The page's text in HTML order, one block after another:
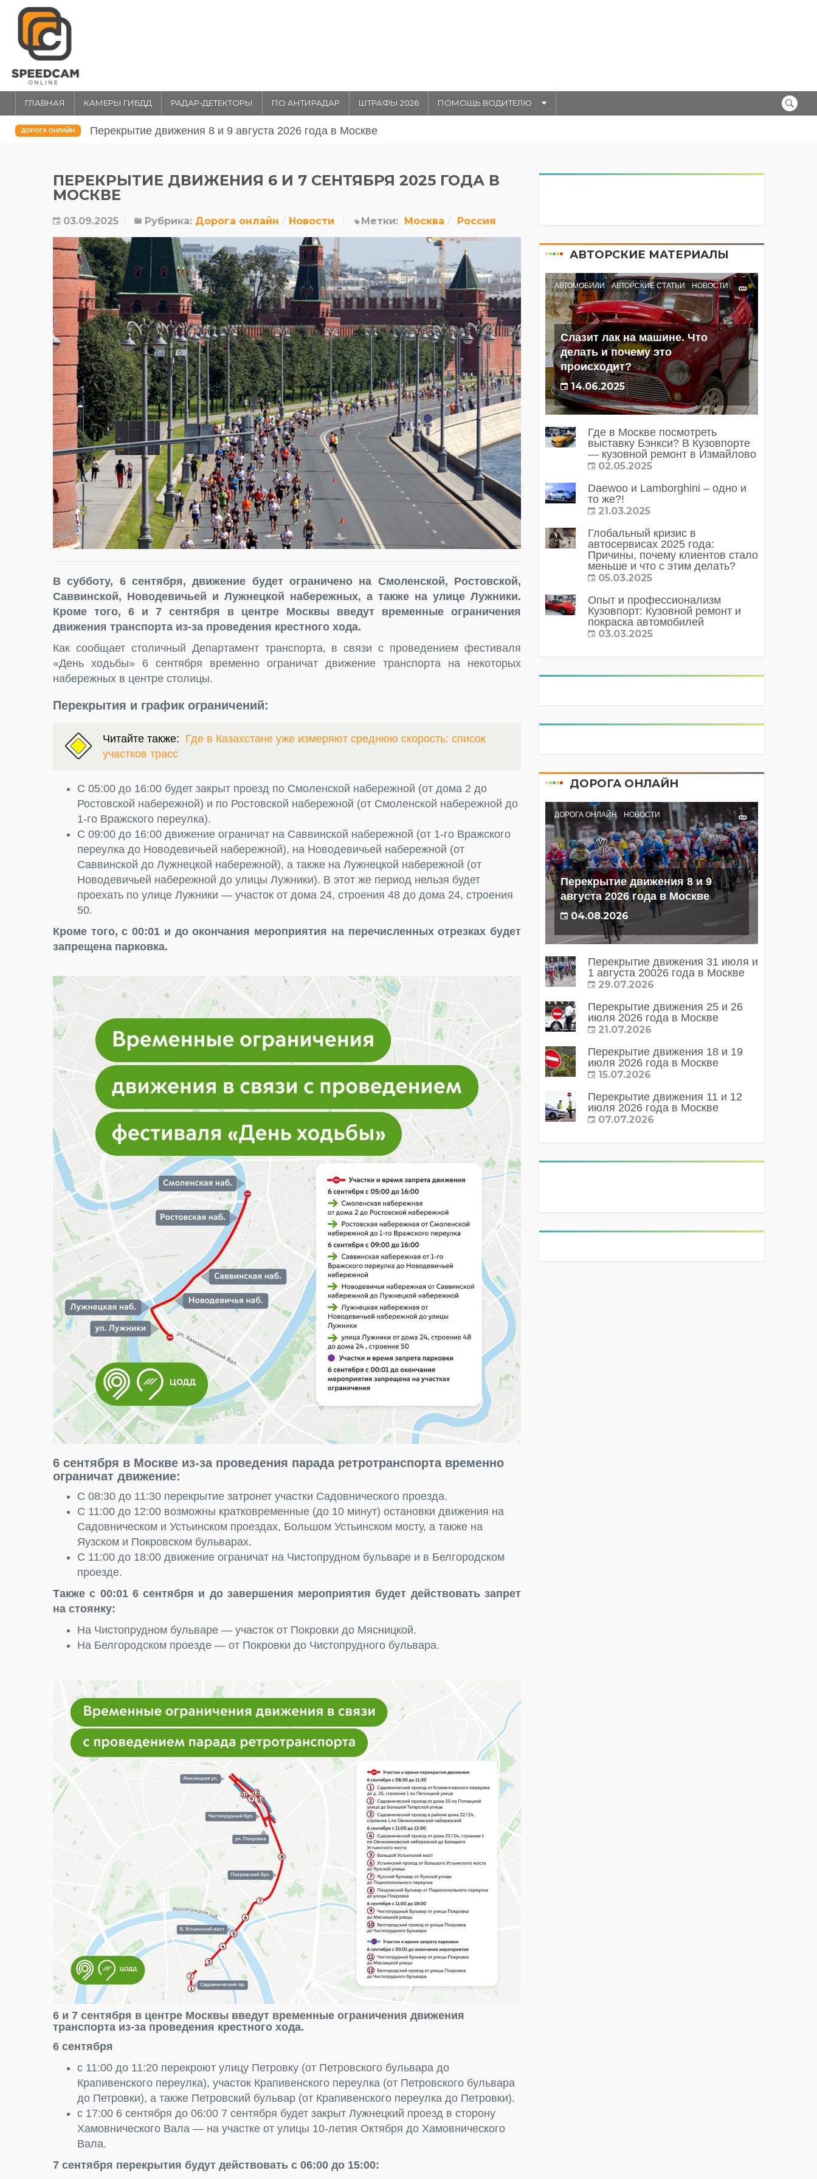
ГЛАВНАЯ КАМЕРЫ ГИБДД РАДАР-ДЕТЕКТОРЫ ПО АНТИРАДАР ШТРАФЫ 2026 ПОМОЩЬ ВОДИТЕЛЮ
ДОРОГА ОНЛАЙН Перекрытие движения 31 июля и 1 августа 20026 года в Москве
ПЕРЕКРЫТИЕ ДВИЖЕНИЯ 6 И 7 СЕНТЯБРЯ 2025 ГОДА В
МОСКВЕ
03.09.2025 Рубрика: Дорога онлайн Новости Метки: Москва Россия
В субботу, 6 сентября, движение будет ограничено на Смоленской, Ростовской,
Саввинской, Новодевичьей и Лужнецкой набережных, а также на улице Лужники.
Кроме того, 6 и 7 сентября в центре Москвы введут временные ограничения
движения транспорта из-за проведения крестного хода.
Как сообщает столичный Департамент транспорта, в связи с проведением фестиваля
«День ходьбы» 6 сентября временно ограничат движение транспорта на некоторых
набережных в центре столицы.
Перекрытия и график ограничений:
Читайте также: Где в Казахстане уже измеряют среднюю скорость: список
участков трасс
С 05:00 до 16:00 будет закрыт проезд по Смоленской набережной (от дома 2 до
Ростовской набережной) и по Ростовской набережной (от Смоленской набережной до
1-го Вражского переулка).
С 09:00 до 16:00 движение ограничат на Саввинской набережной (от 1-го Вражского
переулка до Новодевичьей набережной), на Новодевичьей набережной (от
Саввинской до Лужнецкой набережной), а также на Лужнецкой набережной (от
Новодевичьей набережной до улицы Лужники). В этот же период нельзя будет
проехать по улице Лужники — участок от дома 24, строения 48 до дома 24, строения
50.
Кроме того, с 00:01 и до окончания мероприятия на перечисленных отрезках будет
запрещена парковка.
6 сентября в Москве из-за проведения парада ретротранспорта временно
ограничат движение:
С 08:30 до 11:30 перекрытие затронет участки Садовнического проезда.
С 11:00 до 12:00 возможны кратковременные (до 10 минут) остановки движения на
Садовническом и Устьинском проездах, Большом Устьинском мосту, а также на
Яузском и Покровском бульварах.
С 11:00 до 18:00 движение ограничат на Чистопрудном бульваре и в Белгородском
проезде.
Также с 00:01 6 сентября и до завершения мероприятия будет действовать запрет
на стоянку:
На Чистопрудном бульваре — участок от Покровки до Мясницкой.
На Белгородском проезде — от Покровки до Чистопрудного бульвара.
6 и 7 сентября в центре Москвы введут временные ограничения движения
транспорта из-за проведения крестного хода.
6 сентября
с 11:00 до 11:20 перекроют улицу Петровку (от Петровского бульвара до
Крапивенского переулка), участок Крапивенского переулка (от Петровского бульвара
до Петровки), а также Петровский бульвар (от Крапивенского переулка до Петровки).
с 17:00 6 сентября до 06:00 7 сентября будет закрыт Лужнецкий проезд в сторону
Хамовнического Вала — на участке от улицы 10-летия Октября до Хамовнического
Вала.
7 сентября перекрытия будут действовать с 06:00 до 15:00:
АВТОРСКИЕ МАТЕРИАЛЫ
АВТОМОБИЛИ АВТОРСКИЕ СТАТЬИ НОВОСТИ
Слазит лак на машине. Что
делать и почему это
происходит?
14.06.2025
Где в Москве посмотреть
выставку Бэнкси? В Кузовпорте
— кузовной ремонт в Измайлово
02.05.2025
Daewoo и Lamborghini – одно и
то же?!
21.03.2025
Глобальный кризис в
автосервисах 2025 года:
Причины, почему клиентов стало
меньше и что с этим делать?
05.03.2025
Опыт и профессионализм
Кузовпорт: Кузовной ремонт и
покраска автомобилей
03.03.2025
ДОРОГА ОНЛАЙН
ДОРОГА ОНЛАЙН НОВОСТИ
Перекрытие движения 8 и 9
августа 2026 года в Москве
04.08.2026
Перекрытие движения 31 июля и
1 августа 20026 года в Москве
29.07.2026
Перекрытие движения 25 и 26
июля 2026 года в Москве
21.07.2026
Перекрытие движения 18 и 19
июля 2026 года в Москве
15.07.2026
Перекрытие движения 11 и 12
июля 2026 года в Москве
07.07.2026